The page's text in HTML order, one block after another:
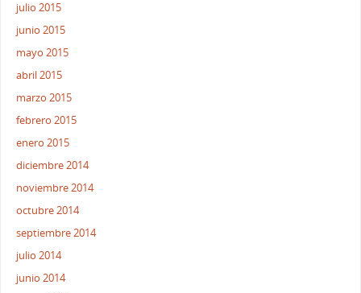
julio 2015
junio 2015
mayo 2015
abril 2015
marzo 2015
febrero 2015
enero 2015
diciembre 2014
noviembre 2014
octubre 2014
septiembre 2014
julio 2014
junio 2014